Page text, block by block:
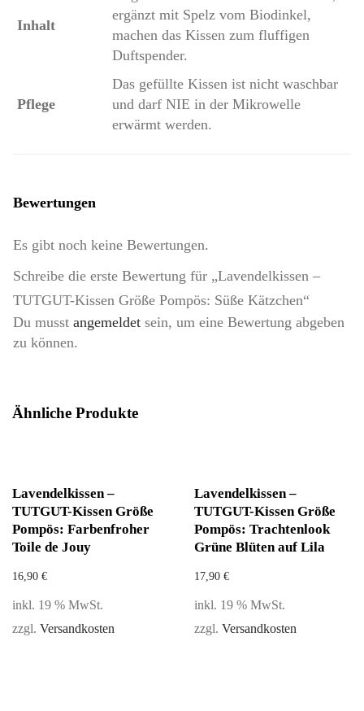
Inhalt
ergänzt mit Spelz vom Biodinkel,
machen das Kissen zum fluffigen
Duftspender.
Pflege
Das gefüllte Kissen ist nicht waschbar
und darf NIE in der Mikrowelle
erwärmt werden.
Bewertungen
Es gibt noch keine Bewertungen.
Schreibe die erste Bewertung für „Lavendelkissen –
TUTGUT-Kissen Größe Pompös: Süße Kätzchen“
Du musst angemeldet sein, um eine Bewertung abgeben
zu können.
Ähnliche Produkte
Lavendelkissen –
TUTGUT-Kissen Größe
Pompös: Farbenfroher
Toile de Jouy
16,90 €
inkl. 19 % MwSt.
zzgl. Versandkosten
Lavendelkissen –
TUTGUT-Kissen Größe
Pompös: Trachtenlook
Grüne Blüten auf Lila
17,90 €
inkl. 19 % MwSt.
zzgl. Versandkosten